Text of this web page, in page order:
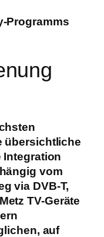
Programms
übersichtliche
Integration
vom
via DVB-T,
TV-Geräte
auf